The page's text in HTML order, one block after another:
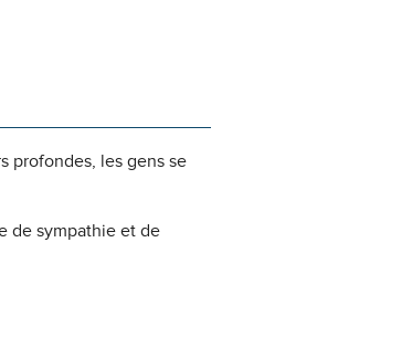
profondes, les gens se
de sympathie et de